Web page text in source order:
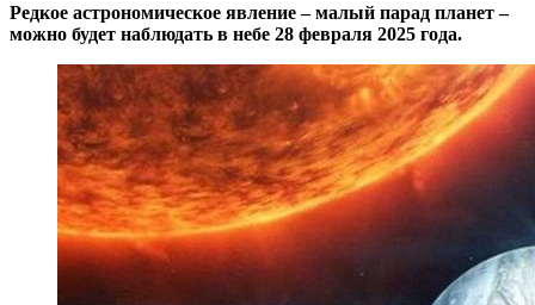
Редкое астрономическое явление – малый парад планет –
можно будет наблюдать в небе 28 февраля 2025 года.